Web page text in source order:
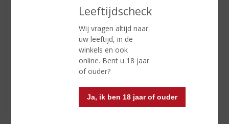
Leeftijdscheck
Wij vragen altijd naar
uw leeftijd, in de
winkels en ook
online. Bent u 18 jaar
of ouder?
Ja, ik ben 18 jaar of ouder
Gegrild vlees, wild.
Er zijn nog geen reviews geplaatst voor dit product